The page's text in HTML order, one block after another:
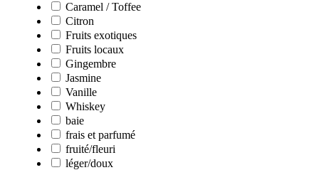
Caramel / Toffee
Citron
Fruits exotiques
Fruits locaux
Gingembre
Jasmine
Vanille
Whiskey
baie
frais et parfumé
fruité/fleuri
léger/doux